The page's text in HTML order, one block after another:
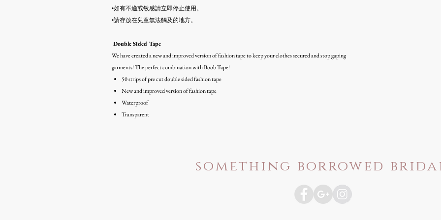
•如有不適或敏感請立即停止使用。
•請存放在兒童無法觸及的地方。
Double Sided Tape
We have created a new and improved version of fashion tape to keep your clothes secured and stop gaping
garments! The perfect combination with Boob Tape!
50 strips of pre cut double sided fashion tape
New and improved version of fashion tape
Waterproof
Transparent
something borrowed